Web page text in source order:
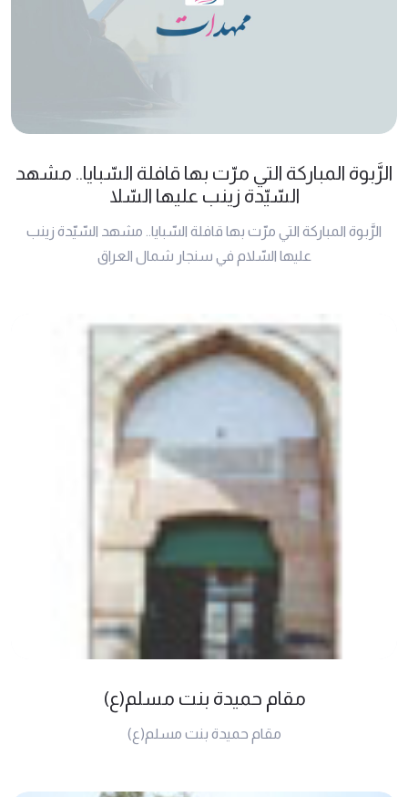
الرَّبوة المباركة التي مرّت بها قافلة السّبايا.. مشهد
السّيّدة زينب عليها السّلا
الرَّبوة المباركة التي مرّت بها قافلة السّبايا.. مشهد السّيّدة زينب
عليها السّلام في سنجار شمال العراق
مقام حميدة بنت مسلم(ع)
مقام حميدة بنت مسلم(ع)